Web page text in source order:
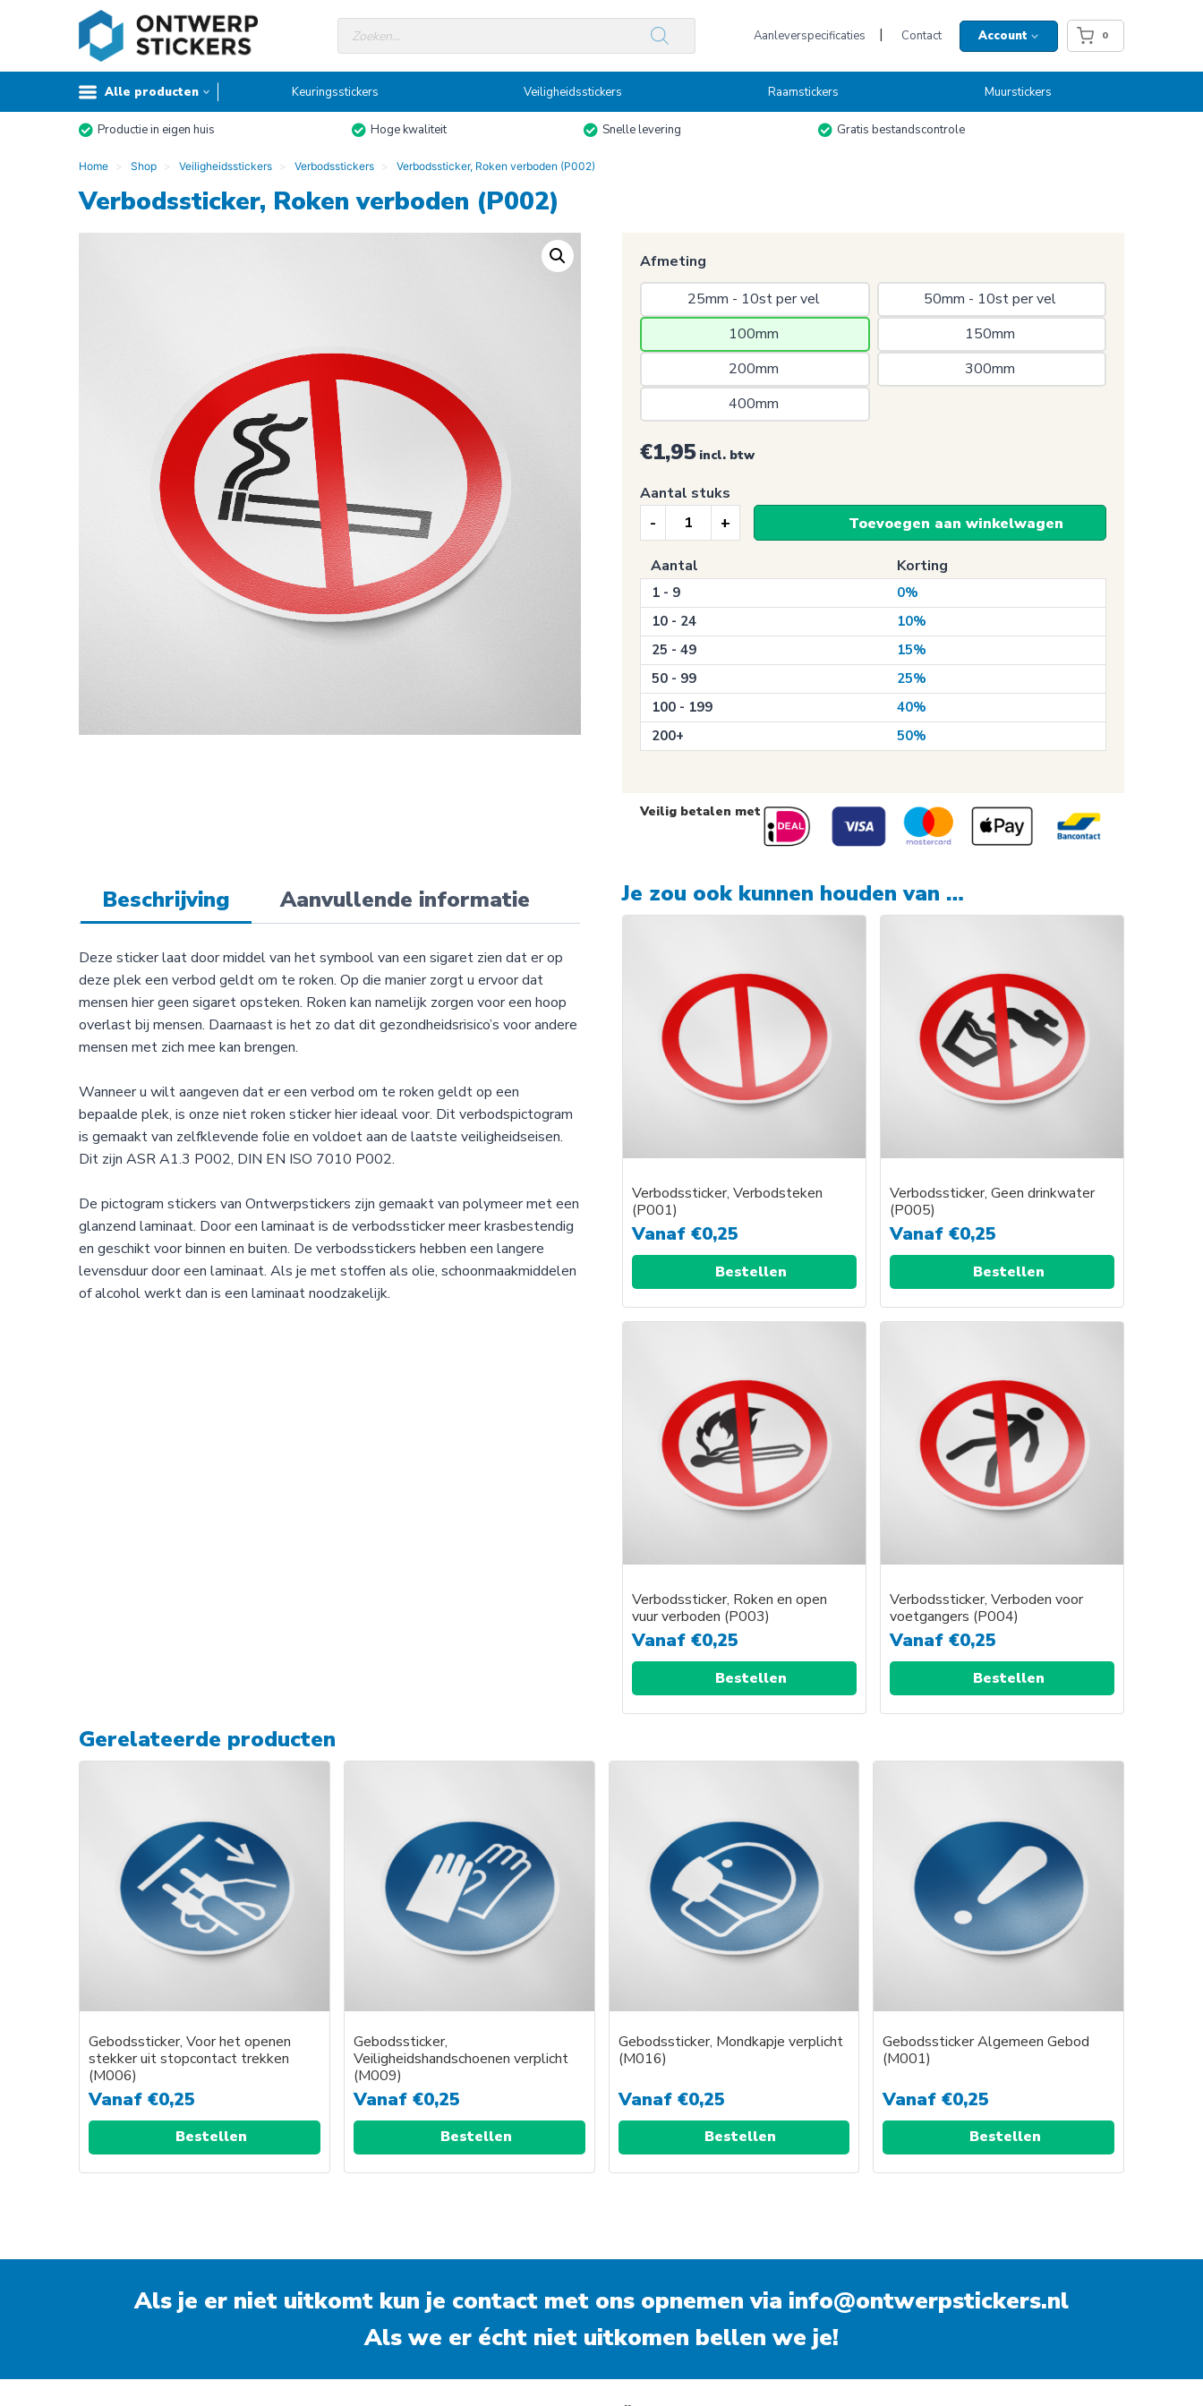
Producten
zoeken Aanleverspecificaties Contact Account 0
Alle producten Keuringsstickers Veiligheidsstickers Raamstickers Muurstickers
Productie in eigen huis Hoge kwaliteit Snelle levering Gratis bestandscontrole
Home Shop Veiligheidsstickers Verbodsstickers Verbodssticker, Roken verboden (P002)
Verbodssticker, Roken verboden (P002)
Afmeting
25mm - 10st per vel
50mm - 10st per vel
100mm
150mm
200mm
300mm
400mm
€1,95 incl. btw
Verbodssticker,
verboden
(P002)
aantal
Aantal stuks
Toevoegen aan winkelwagen
Aantal Korting
1 - 9
0%
10 - 24
10%
25 - 49
15%
50 - 99
25%
100 - 199
40%
200+
50%
Veilig betalen met
Beschrijving Aanvullende informatie
Deze sticker laat door middel van het symbool van een sigaret zien dat er op
deze plek een verbod geldt om te roken. Op die manier zorgt u ervoor dat
mensen hier geen sigaret opsteken. Roken kan namelijk zorgen voor een hoop
overlast bij mensen. Daarnaast is het zo dat dit gezondheidsrisico’s voor andere
mensen met zich mee kan brengen.
Wanneer u wilt aangeven dat er een verbod om te roken geldt op een
bepaalde plek, is onze niet roken sticker hier ideaal voor. Dit verbodspictogram
is gemaakt van zelfklevende folie en voldoet aan de laatste veiligheidseisen.
Dit zijn ASR A1.3 P002, DIN EN ISO 7010 P002.
De pictogram stickers van Ontwerpstickers zijn gemaakt van polymeer met een
glanzend laminaat. Door een laminaat is de verbodssticker meer krasbestendig
en geschikt voor binnen en buiten. De verbodsstickers hebben een langere
levensduur door een laminaat. Als je met stoffen als olie, schoonmaakmiddelen
of alcohol werkt dan is een laminaat noodzakelijk.
Je zou ook kunnen houden van …
Verbodssticker, Verbodsteken
(P001)
Vanaf€0,25
Bestellen
Verbodssticker, Geen drinkwater
(P005)
Vanaf€0,25
Bestellen
Verbodssticker, Roken en open
vuur verboden (P003)
Vanaf€0,25
Bestellen
Verbodssticker, Verboden voor
voetgangers (P004)
Vanaf€0,25
Bestellen
Gerelateerde producten
Gebodssticker, Voor het openen
stekker uit stopcontact trekken
(M006)
Vanaf €0,25
Bestellen
Gebodssticker,
Veiligheidshandschoenen verplicht
(M009)
Vanaf €0,25
Bestellen
Gebodssticker, Mondkapje verplicht
(M016)
Vanaf €0,25
Bestellen
Gebodssticker Algemeen Gebod
(M001)
Vanaf€0,25
Bestellen
Als je er niet uitkomt kun je contact met ons opnemen via info@ontwerpstickers.nl
Als we er écht niet uitkomen bellen we je!